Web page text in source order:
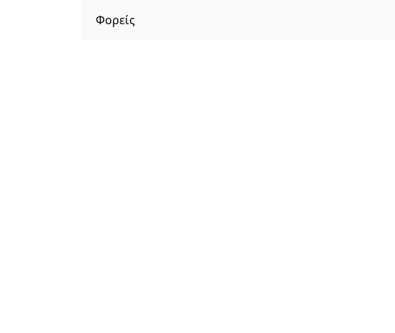
Φορείς